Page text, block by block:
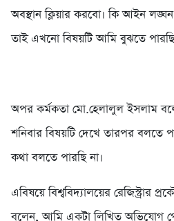
অবস্থান ক্লিয়ার করবো। কি আইন লঙ্ঘন
তাই এখনো বিষয়টি আমি বুঝতে
অপর কর্মকতা মো.হেলালুল ইসলাম
শনিবার বিষয়টি দেখে তারপর
কথা বলতে পারছি না।
এবিষয়ে বিশ্ববিদ্যালয়ের রেজিস্ট্রার
বলেন, আমি একটা লিখিত অভিযোগ